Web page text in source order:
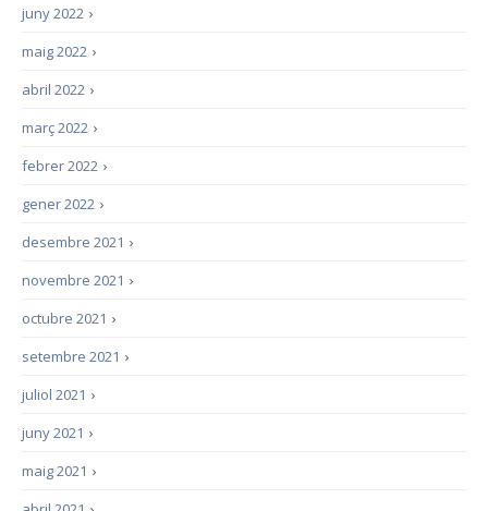
›
juny 2022
›
maig 2022
›
abril 2022
›
març 2022
›
febrer 2022
›
gener 2022
›
desembre 2021
›
novembre 2021
›
octubre 2021
›
setembre 2021
›
juliol 2021
›
juny 2021
›
maig 2021